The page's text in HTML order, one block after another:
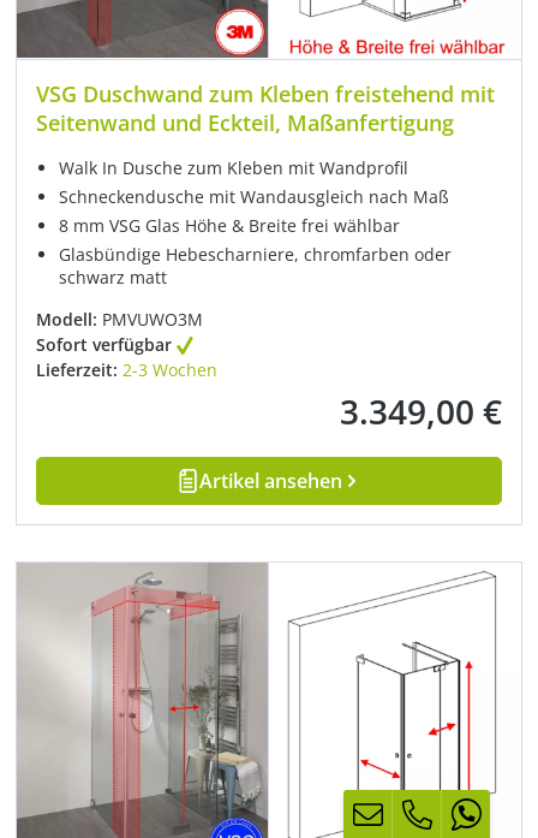
VSG Duschwand zum Kleben freistehend mit
Seitenwand und Eckteil, Maßanfertigung
Walk In Dusche zum Kleben mit Wandprofil
Schneckendusche mit Wandausgleich nach Maß
8 mm VSG Glas Höhe & Breite frei wählbar
Glasbündige Hebescharniere, chromfarben oder
schwarz matt
Modell: PMVUWO3M
Sofort verfügbar
Lieferzeit: 2-3 Wochen
Regulärer Preis:
3.349,00 €
Artikel ansehen